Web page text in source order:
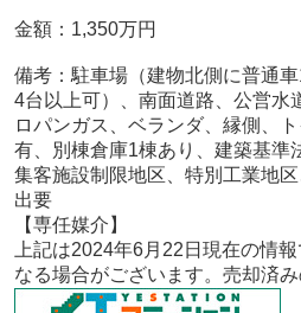
金額：1,350万円
備考： 駐車場（建物北側に普通
4台以上可）、南面道路、公営水
ロパンガス、ベランダ、縁側、
有、別棟倉庫1棟あり、建築基準
集客施設制限地区、特別工業地
出要
【専任媒介 】
上記は2024年6月22 日現在の情
なる場合がございます。売却済